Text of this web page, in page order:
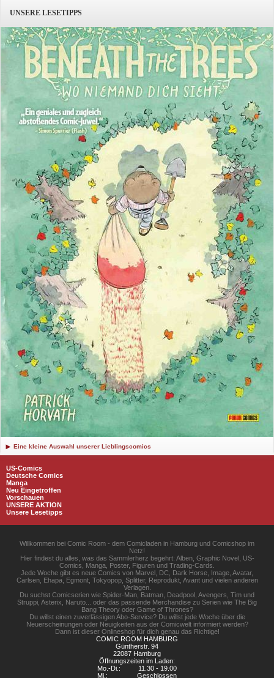
UNSERE LESETIPPS
Eine kleine Auswahl unserer Lieblingscomics
US-Comics
Deutsche Comics
Manga
Neu Eingetroffen
Vorschauen
UNSERE AKTION
Unsere Lesetipps
Willkommen bei Comic Room - dem Comicladen in Hamburg und Comicshop im
Netz!
Hier findest du alles, was das Sammlerherz begehrt: Alben, Graphic Novel, US-
Comics, Manga, Poster, Figuren und Trading-Cards.
Jede Woche gibt es neue Comics von Marvel, DC, Dark Horse, Image, Avatar,
Carlsen, Ehapa, Egmont, Tokyopop, Splitter, Reprodukt, Avant und vielen anderen
Verlagen.
Du suchst Comicserien wie Spider-Man, Batman, Deadpool, Avengers, Tim und
Struppi, Asterix, Naruto... oder das passende Merchandise zu Serien wie The Big
Bang Theory oder Game of Thrones?
Du willst einen zuverlässigen Abo-Service? Du willst jede Woche über die
Neuerscheinungen oder Neuigkeiten aus der Comicwelt informiert werden?
Dann ist dieser Onlineshop für dich genau das Richtige!
COMIC ROOM HAMBURG
Güntherstr. 94
22087 Hamburg
Öffnungszeiten im Laden:
Mo.-Di.:
11.30 - 19.00
Mi.:
Geschlossen